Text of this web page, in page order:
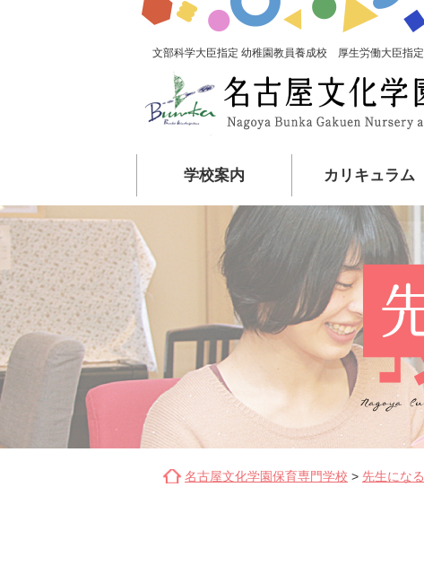
文部科学大臣指定 幼稚園教員養成校 厚生労働大臣指
学校案内 カリキュラム
名古屋文化学園保育専門学校 > 先生にな